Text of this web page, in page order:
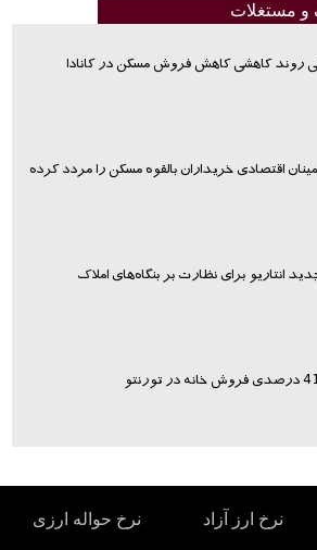
و مستغلات
روند کاهشی کاهش فروش مسکن در کانادا
اقتصادی خریداران بالقوه مسکن را مردد کرده
انتاریو برای نظارت بر بنگاه‌های املاک
نرخ ارز آزاد نرخ حواله ارزی